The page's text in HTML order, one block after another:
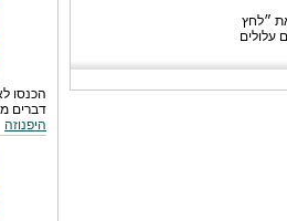
הכנסו
דברים
היפנוזה
״לחץ
עלולים